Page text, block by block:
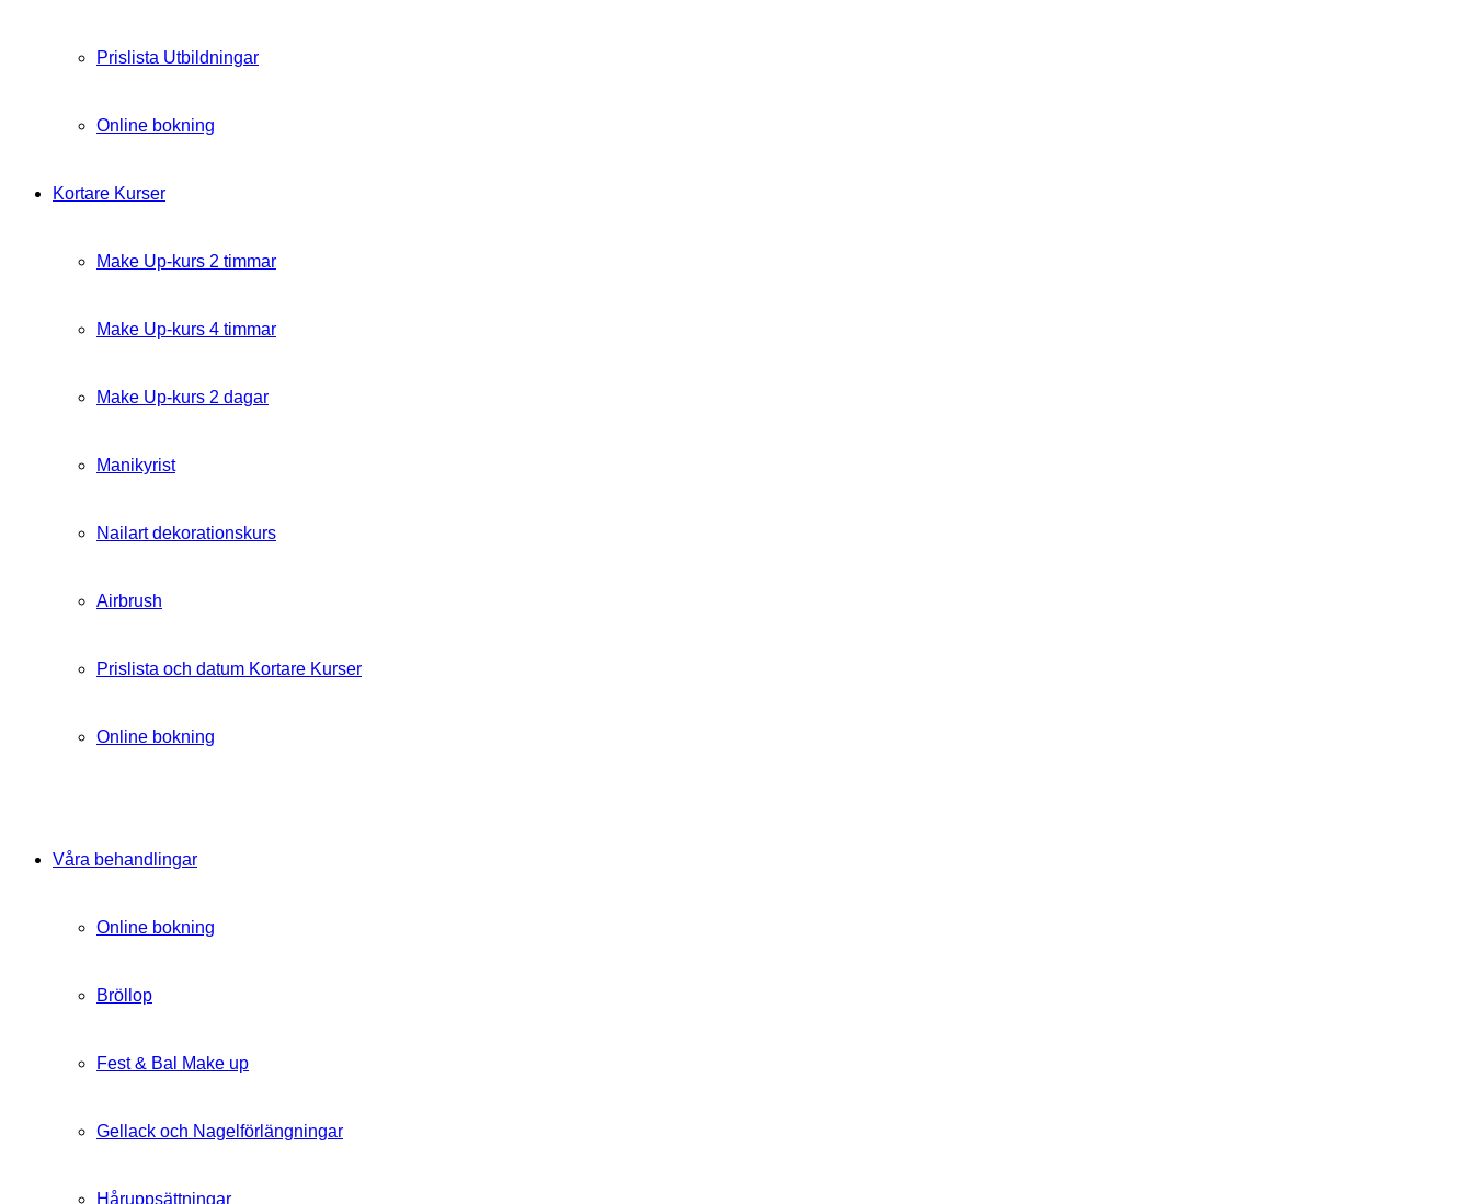
Prislista Utbildningar
Online bokning
Kortare Kurser
Make Up-kurs 2 timmar
Make Up-kurs 4 timmar
Make Up-kurs 2 dagar
Manikyrist
Nailart dekorationskurs
Airbrush
Prislista och datum Kortare Kurser
Online bokning
Våra behandlingar
Online bokning
Bröllop
Fest & Bal Make up
Gellack och Nagelförlängningar
Håruppsättningar